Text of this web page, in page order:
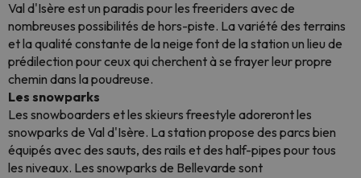
Val d'Isère est un paradis pour les freeriders avec de
nombreuses possibilités de hors-piste. La variété des terrains
et la qualité constante de la neige font de la station un lieu de
prédilection pour ceux qui cherchent à se frayer leur propre
chemin dans la poudreuse.
Les snowparks
Les snowboarders et les skieurs freestyle adoreront les
snowparks de Val d'Isère. La station propose des parcs bien
équipés avec des sauts, des rails et des half-pipes pour tous
les niveaux. Les snowparks de Bellevarde sont